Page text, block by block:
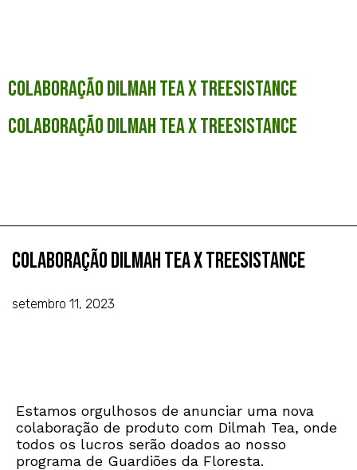
Colaboração Dilmah Tea x Treesistance
Colaboração Dilmah Tea x Treesistance
Colaboração Dilmah Tea x Treesistance
setembro 11, 2023
Estamos orgulhosos de anunciar uma nova
colaboração de produto com Dilmah Tea, onde
todos os lucros serão doados ao nosso
programa de Guardiões da Floresta.